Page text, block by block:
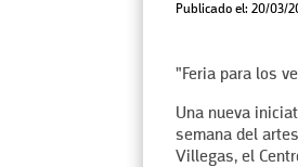
Publicado el: 20/03/
"Feria para los
Una nueva
semana del
Villegas, el